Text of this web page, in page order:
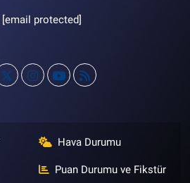
[email protected]
Hava Durumu
Puan Durumu ve Fikstür